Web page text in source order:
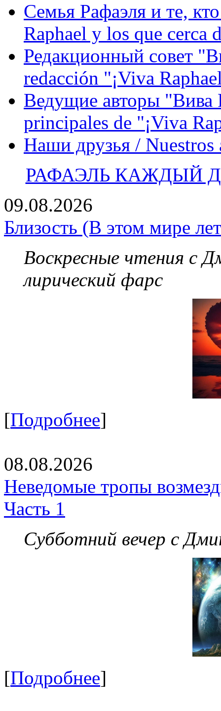
Семья Рафаэля и те,
Raphael y los que cerca
Редакционный совет
redacción "¡Viva
Ведущие авторы "Вива
principales de "¡Viva
Наши друзья / Nuestros
РАФАЭЛЬ КАЖДЫЙ
09.08.2026
Близость (В этом мире
Воскресные чтения с
лирический фарс
[Подробнее]
08.08.2026
Неведомые тропы
Часть 1
Субботний вечер с
[Подробнее]